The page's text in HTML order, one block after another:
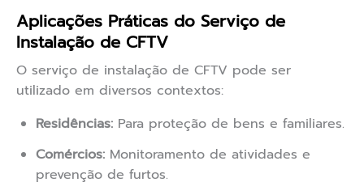
Aplicações Práticas do Serviço de
Instalação de CFTV
O serviço de instalação de CFTV pode ser
utilizado em diversos contextos:
Residências: Para proteção de bens e familiares.
Comércios: Monitoramento de atividades e
prevenção de furtos.